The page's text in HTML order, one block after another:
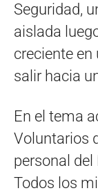
Seguridad,
aislada
creciente en
salir hacia
En el tema
Voluntarios
personal
Todos los